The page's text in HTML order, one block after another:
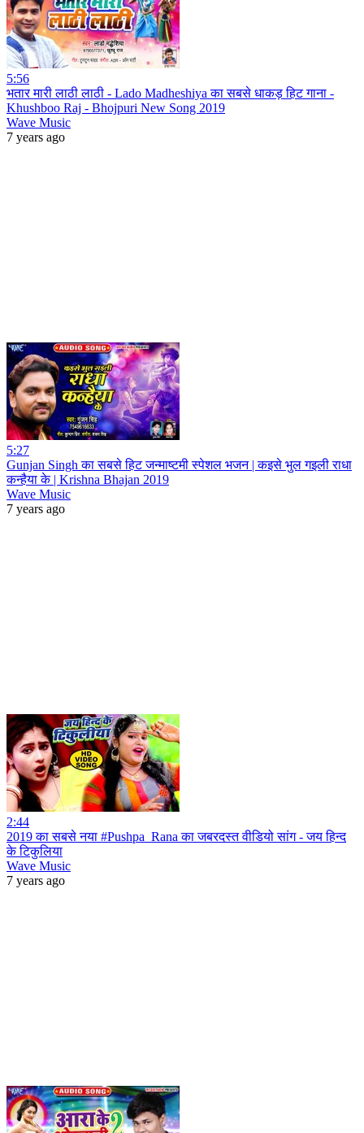
5:56
भतार मारी लाठी लाठी - Lado Madheshiya का सबसे धाकड़ हिट गाना -
Khushboo Raj - Bhojpuri New Song 2019
Wave Music
7 years ago
5:27
Gunjan Singh का सबसे हिट जन्माष्टमी स्पेशल भजन | कइसे भुल गइली राधा
कन्हैया के | Krishna Bhajan 2019
Wave Music
7 years ago
2:44
2019 का सबसे नया #Pushpa_Rana का जबरदस्त वीडियो सांग - जय हिन्द
के टिकुलिया
Wave Music
7 years ago